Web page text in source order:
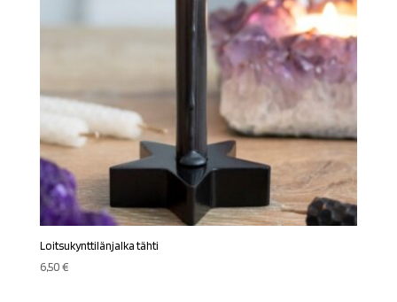
Loitsukynttilänjalka tähti
6,50€